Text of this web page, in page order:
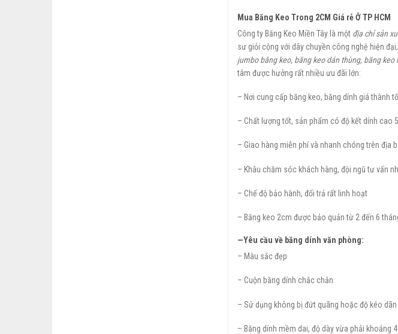
Mua Băng Keo Trong 2CM Giá rẻ Ở TP HCM
Công ty Băng Keo Miền Tây là một địa chỉ sản
sư giỏi cộng với dây chuyền công nghệ hiện
jumbo băng keo, băng keo dán thùng, băng
tâm được hưởng rất nhiều ưu đãi lớn:
– Nơi cung cấp băng keo, băng dính giá thành
– Chất lượng tốt, sản phẩm có độ kết dính cao
– Giao hàng miễn phí và nhanh chóng trên địa
– Khâu chăm sóc khách hàng, đội ngũ tư vấn
– Chế độ bảo hành, đổi trả rất linh hoạt
– Băng keo 2cm được bảo quản từ 2 đến 6
—Yêu cầu về băng dính văn phòng:
– Màu sắc đẹp
– Cuộn băng dính chắc chắn
– Sử dụng không bị đứt quãng hoặc độ kéo dãn
– Băng dính mềm dai, độ dày vừa phải khoảng